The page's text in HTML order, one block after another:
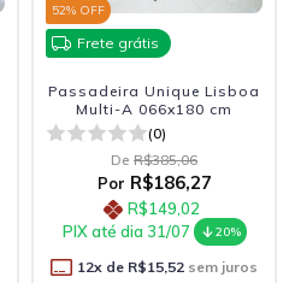
52% OFF
Frete grátis
Passadeira Unique Lisboa
Multi-A 066x180 cm
(0)
De R$385,06
Por R$186,27
R$149,02
PIX até dia 31/07
20%
12x de R$15,52 sem juros